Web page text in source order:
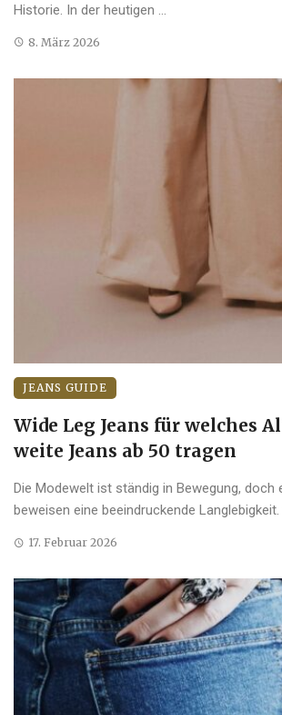
Historie. In der heutigen ...
8. März 2026
JEANS GUIDE
Wide Leg Jeans für welches
weite Jeans ab 50 tragen
Die Modewelt ist ständig in Bewegung, doch
beweisen eine beeindruckende Langlebigkeit.
17. Februar 2026